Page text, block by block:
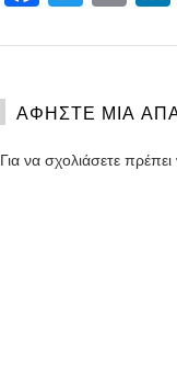
ΑΦΉΣΤΕ ΜΙΑ
Για να σχολιάσετε πρέπει